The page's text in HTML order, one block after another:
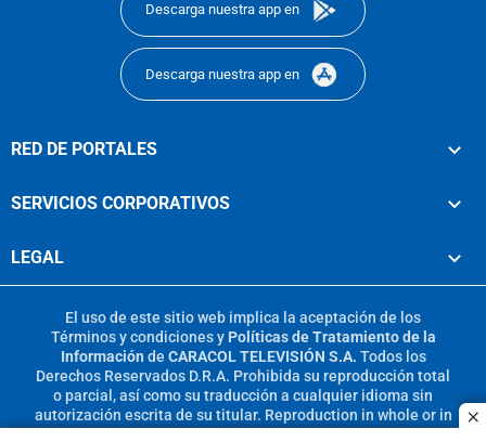
Descarga nuestra app en
Descarga nuestra app en
RED DE PORTALES
SERVICIOS CORPORATIVOS
LEGAL
El uso de este sitio web implica la aceptación de los
Términos y condicionesy Políticas de Tratamiento de la
Información de CARACOL TELEVISIÓN S.A. Todos los
Derechos Reservados D.R.A. Prohibida su reproducción total
o parcial, así como su traducción a cualquier idioma sin
autorización escrita de su titular. Reproduction in whole or in